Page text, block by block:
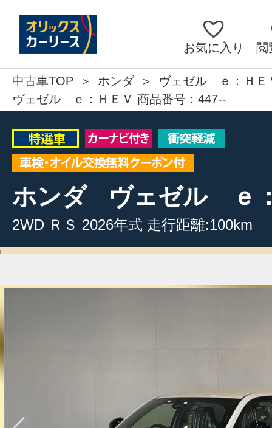
お気に入り 閲
中古車TOP ホンダ
ヴェゼル ｅ：ＨＥ
ヴェゼル ｅ：ＨＥＶ 商品番号：447--
ホンダ ヴェゼル ｅ
2WD ＲＳ 2026年式 走行距離:100km